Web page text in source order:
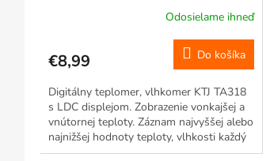
Odosielame ihneď
€8,99 Do košíka
Digitálny teplomer, vlhkomer KTJ TA318
s LDC displejom. Zobrazenie vonkajšej a
vnútornej teploty. Záznam najvyššej alebo
najnižšej hodnoty teploty, vlhkosti každý
deň. °C aj °F. Teplotná snímacia